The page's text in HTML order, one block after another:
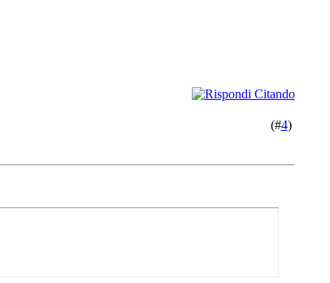
(#4)